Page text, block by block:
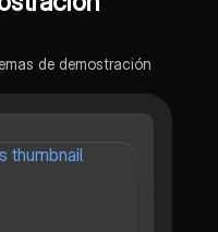
de demostración